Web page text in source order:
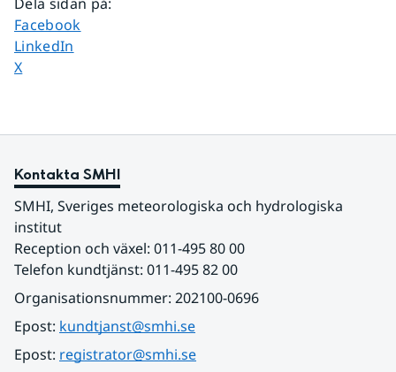
Dela sidan på
Facebook
Dela sidan på
LinkedIn
Dela sidan på
X
Kontakta SMHI
SMHI, Sveriges meteorologiska och hydrologiska
institut
Reception och växel: 011-495 80 00
Telefon kundtjänst: 011-495 82 00
Organisationsnummer: 202100-0696
Epost: kundtjanst@smhi.se
Epost: registrator@smhi.se